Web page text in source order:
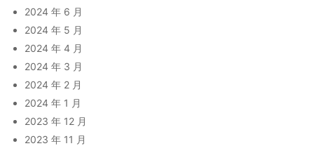
2024 年 6 月
2024 年 5 月
2024 年 4 月
2024 年 3 月
2024 年 2 月
2024 年 1 月
2023 年 12 月
2023 年 11 月